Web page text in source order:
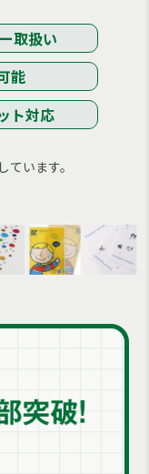
取扱い
能
ト対応
ています。